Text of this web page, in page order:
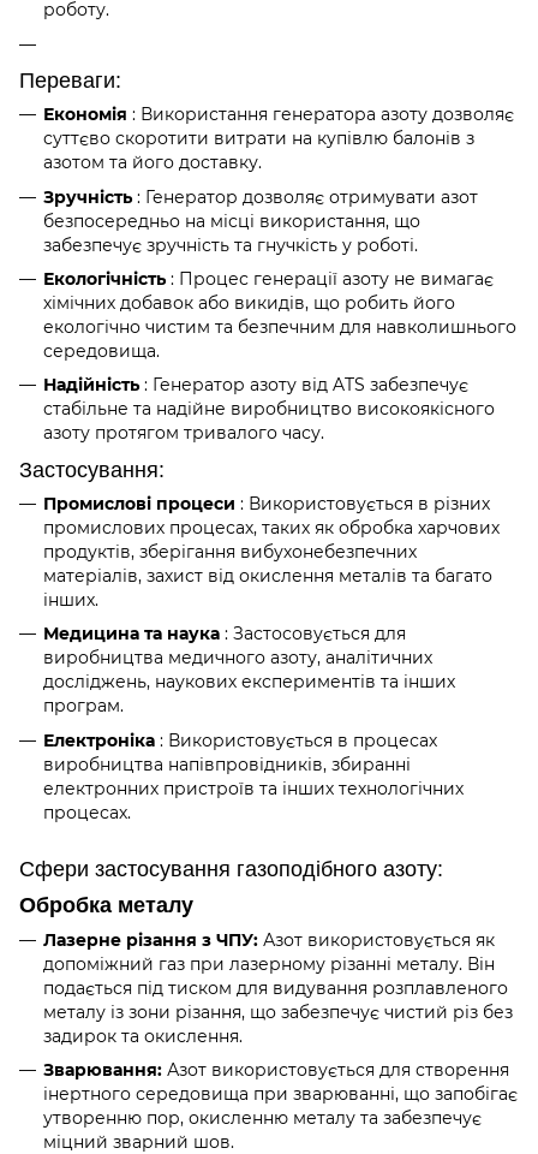
роботу.
Переваги:
Економія : Використання генератора азоту дозволяє
суттєво скоротити витрати на купівлю балонів з
азотом та його доставку.
Зручність : Генератор дозволяє отримувати азот
безпосередньо на місці використання, що
забезпечує зручність та гнучкість у роботі.
Екологічність : Процес генерації азоту не вимагає
хімічних добавок або викидів, що робить його
екологічно чистим та безпечним для навколишнього
середовища.
Надійність : Генератор азоту від ATS забезпечує
стабільне та надійне виробництво високоякісного
азоту протягом тривалого часу.
Застосування:
Промислові процеси : Використовується в різних
промислових процесах, таких як обробка харчових
продуктів, зберігання вибухонебезпечних
матеріалів, захист від окислення металів та багато
інших.
Медицина та наука : Застосовується для
виробництва медичного азоту, аналітичних
досліджень, наукових експериментів та інших
програм.
Електроніка : Використовується в процесах
виробництва напівпровідників, збиранні
електронних пристроїв та інших технологічних
процесах.
Сфери застосування газоподібного азоту:
Обробка металу
Лазерне різання з ЧПУ: Азот використовується як
допоміжний газ при лазерному різанні металу. Він
подається під тиском для видування розплавленого
металу із зони різання, що забезпечує чистий різ без
задирок та окислення.
Зварювання: Азот використовується для створення
інертного середовища при зварюванні, що запобігає
утворенню пор, окисленню металу та забезпечує
міцний зварний шов.